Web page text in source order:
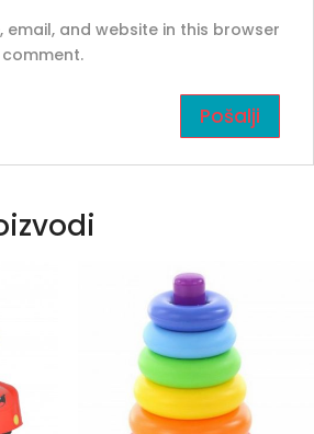
email, and website in this browser